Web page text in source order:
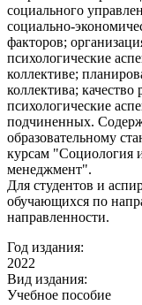
социального
социально-
факторов;
психологические
коллективе;
коллектива; качество
психологические
подчиненных.
образовательному
курсам
менеджмент".
Для студентов и
обучающихся по
направленности.
Год издания:
2022
Вид издания:
Учебное пособие